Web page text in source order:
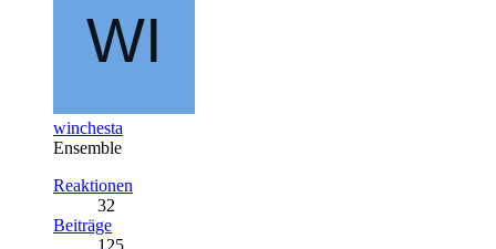
winchesta
Ensemble
Reaktionen
32
Beiträge